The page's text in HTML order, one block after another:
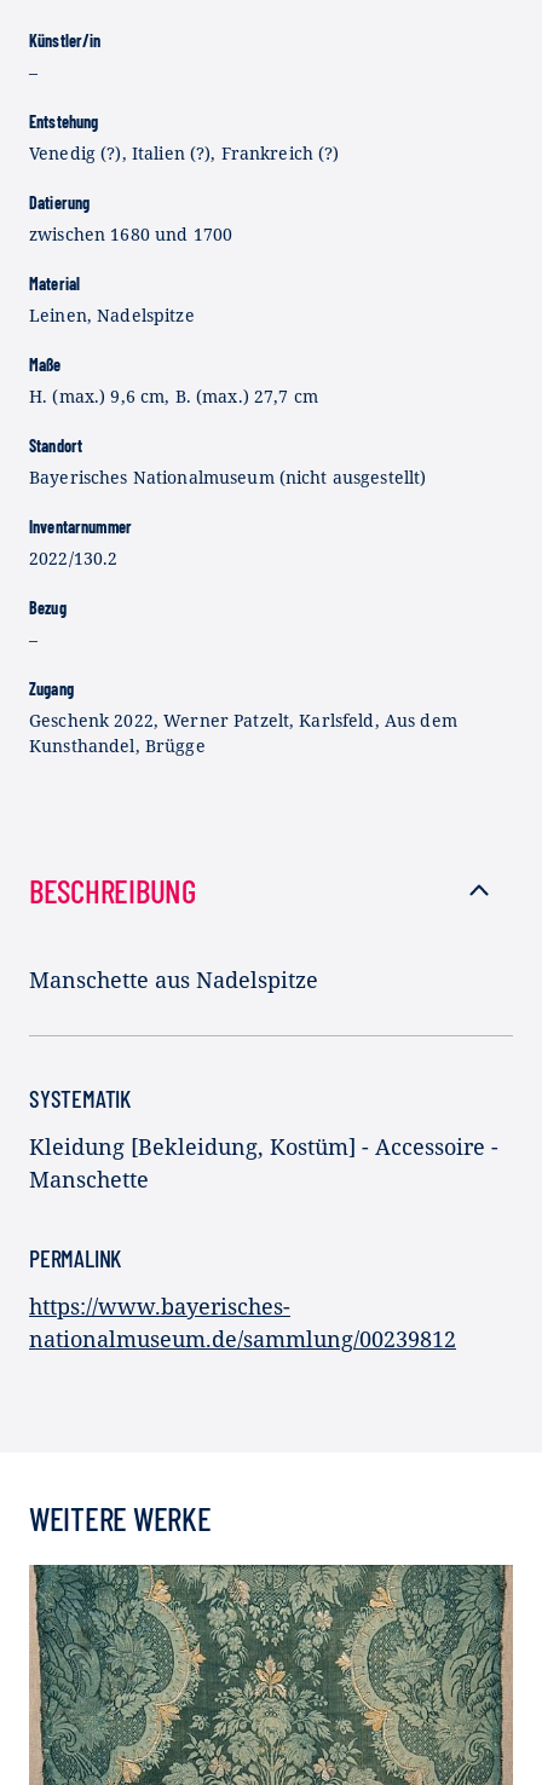
Künstler/in
–
Entstehung
Venedig (?), Italien (?), Frankreich (?)
Datierung
zwischen 1680 und 1700
Material
Leinen, Nadelspitze
Maße
H. (max.) 9,6 cm, B. (max.) 27,7 cm
Standort
Bayerisches Nationalmuseum (nicht ausgestellt)
Inventarnummer
2022/130.2
Bezug
–
Zugang
Geschenk 2022, Werner Patzelt, Karlsfeld, Aus dem
Kunsthandel, Brügge
BESCHREIBUNG
Manschette aus Nadelspitze
SYSTEMATIK
Kleidung [Bekleidung, Kostüm] - Accessoire -
Manschette
PERMALINK
https://www.bayerisches-
nationalmuseum.de/sammlung/00239812
WEITERE WERKE